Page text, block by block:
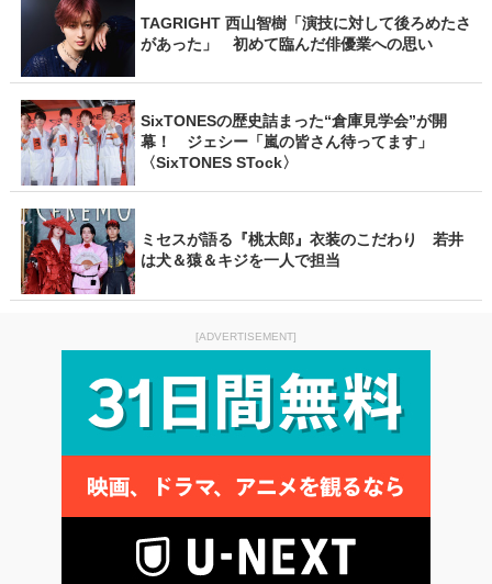
TAGRIGHT 西山智樹「演技に対して後ろめたさ
があった」 初めて臨んだ俳優業への思い
SixTONESの歴史詰まった“倉庫見学会”が開
幕！ ジェシー「嵐の皆さん待ってます」
〈SixTONES STock〉
ミセスが語る『桃太郎』衣装のこだわり 若井
は犬＆猿＆キジを一人で担当
[ADVERTISEMENT]